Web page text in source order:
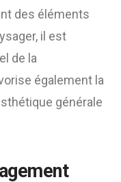
des éléments
il est
de la
également la
générale